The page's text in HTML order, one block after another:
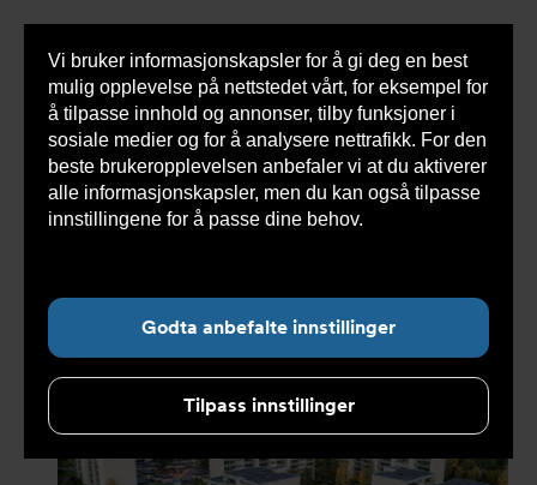
Vi bruker informasjonskapsler for å gi deg en best
mulig opplevelse på nettstedet vårt, for eksempel for
å tilpasse innhold og annonser, tilby funksjoner i
sosiale medier og for å analysere nettrafikk. For den
beste brukeropplevelsen anbefaler vi at du aktiverer
alle informasjonskapsler, men du kan også tilpasse
innstillingene for å passe dine behov.
Godta anbefalte innstillinger
Tilpass innstillinger
Du
her:
Armatec > Nyheter > Nyhetsarkiv >
Norges
største boligblokker blir grønnere med varmtvannssentraler